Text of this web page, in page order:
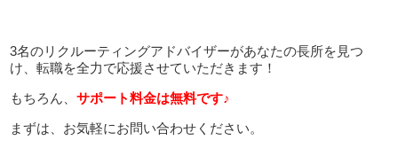
3名のリクルーティングアドバイザーがあなたの長所を見つ
け、転職を全力で応援させていただきます！
もちろん、サポート料金は無料です♪
まずは、お気軽にお問い合わせください。